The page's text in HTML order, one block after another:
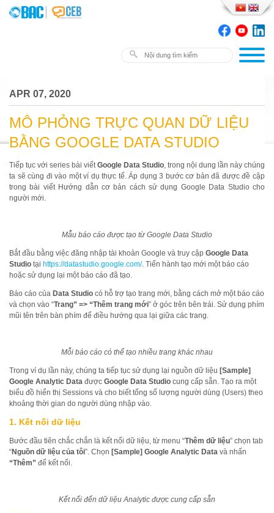
APR 07, 2020
MÔ PHỎNG TRỰC QUAN DỮ LIỆU
BẰNG GOOGLE DATA STUDIO
Tiếp tục với series bài viếtGoogle Data Studio, trong nội dung lần này chúng
ta sẽ cùng đi vào một ví dụ thực tế. Áp dụng 3 bước cơ bản đã được đề cập
trong bài viết Hướng dẫn cơ bản cách sử dụng Google Data Studio cho
người mới.
Mẫu báo cáo được tạo từ Google Data Studio
Bắt đầu bằng việc đăng nhập tài khoản Google và truy cập Google Data
Studio tại https://datastudio.google.com/. Tiến hành tạo mới một báo cáo
hoặc sử dụng lại một báo cáo đã tạo.
Báo cáo của Data Studio có hỗ trợ tạo trang mới, bằng cách mở một báo cáo
và chọn vào “Trang” => “Thêm trang mới” ở góc trên bên trái. Sử dụng phím
mũi tên trên bàn phím để điều hướng qua lại giữa các trang.
Mỗi báo cáo có thể tạo nhiều trang khác nhau
Trong ví dụ lần này, chúng ta tiếp tục sử dụng lại nguồn dữ liệu [Sample]
Google Analytic Data được Google Data Studio cung cấp sẵn. Tạo ra một
biểu đồ hiển thị Sessions và cho biết tổng số lượng người dùng (Users) theo
khoảng thời gian do người dùng nhập vào.
1. Kết nối dữ liệu
Bước đầu tiên chắc chắn là kết nối dữ liệu, từ menu “Thêm dữ liệu” chọn tab
“Nguồn dữ liệu của tôi”. Chọn [Sample] Google Analytic Data và nhấn
“Thêm” để kết nối.
Kết nối đến dữ liệu Analytic được cung cấp sẵn